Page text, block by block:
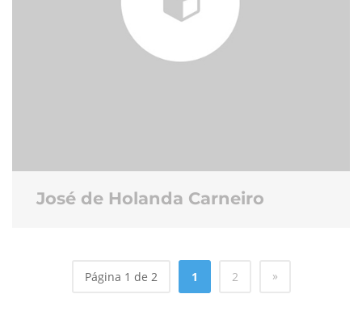
José de Holanda Carneiro
Página 1 de 2 1 2 »